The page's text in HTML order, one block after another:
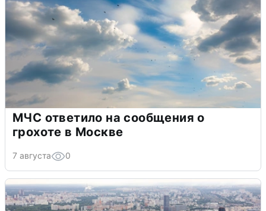
МЧС ответило на сообщения о
грохоте в Москве
7 августа 0